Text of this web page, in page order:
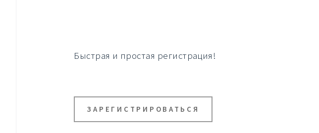
Быстрая и простая регистрация!
ЗАРЕГИСТРИРОВАТЬСЯ